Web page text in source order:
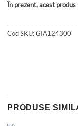
În prezent, acest
Cod SKU:GIA124300
PRODUSE